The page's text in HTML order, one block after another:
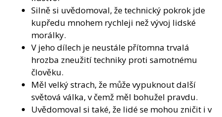
Silně si uvědomoval, že technický pokrok jde
kupředu mnohem rychleji než vývoj lidské
morálky.
V jeho dílech je neustále přítomna trvalá
hrozba zneužití techniky proti samotnému
člověku.
Měl velký strach, že může vypuknout další
světová válka, v čemž měl bohužel pravdu.
Uvědomoval si také, že lidé se mohou zničit i v